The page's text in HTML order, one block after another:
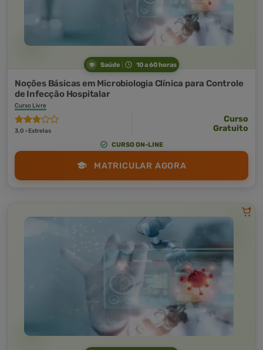
Saúde 10 a 60 horas
Noções Básicas em Microbiologia Clínica para Controle
de Infecção Hospitalar
Curso Livre
3,0 · Estrelas
Curso
Gratuito
CURSO ON-LINE
MATRICULAR AGORA